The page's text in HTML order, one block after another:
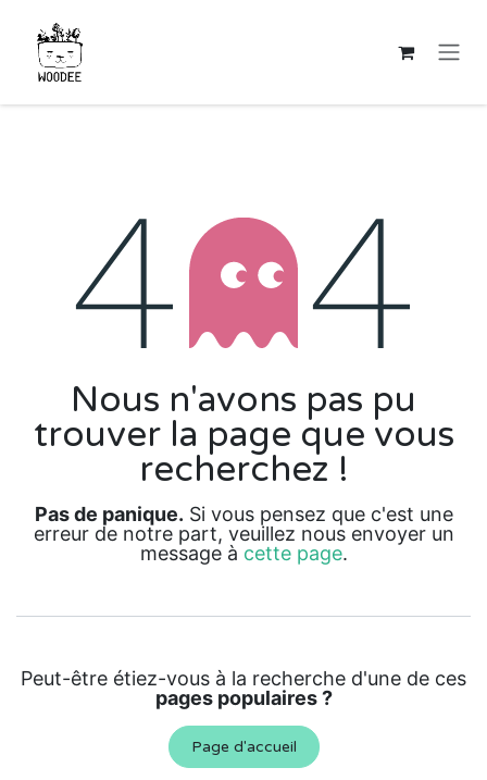
Erreur 404
Nous n'avons pas pu
trouver la page que vous
recherchez !
Pas de panique. Si vous pensez que c'est une
erreur de notre part, veuillez nous envoyer un
message à cette page.
Peut-être étiez-vous à la recherche d'une de ces
pages populaires ?
Page d'accueil